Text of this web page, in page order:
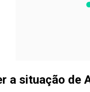
a situação de